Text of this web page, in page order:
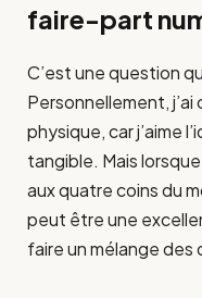
faire-part
C’est une question
Personnellement,
physique, car j’aime
tangible. Mais lorsque
aux quatre coins du
peut être une
faire un mélange des